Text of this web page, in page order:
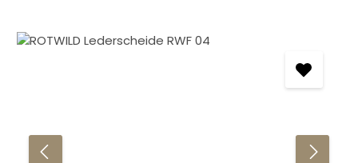
Bildergalerie überspringen